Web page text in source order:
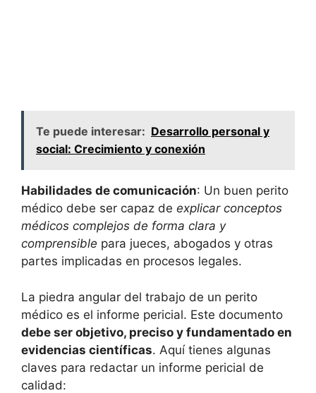
Te puede interesar: Desarrollo personal y
social: Crecimiento y conexión
Habilidades de comunicación: Un buen perito
médico debe ser capaz de explicar conceptos
médicos complejos de forma clara y
comprensible para jueces, abogados y otras
partes implicadas en procesos legales.
La piedra angular del trabajo de un perito
médico es el informe pericial. Este documento
debe ser objetivo, preciso y fundamentado en
evidencias científicas. Aquí tienes algunas
claves para redactar un informe pericial de
calidad: